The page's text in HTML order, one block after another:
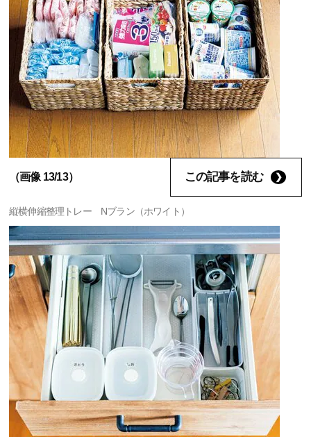
（画像 13/13） この記事を読む
縦横伸縮整理トレー Nブラン（ホワイト）